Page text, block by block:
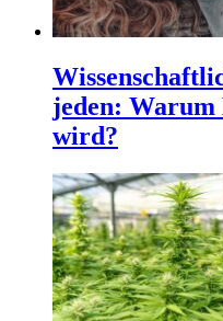
jeden: Warum
wird?